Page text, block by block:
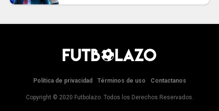
Política de privacidad Términos de uso Contactanos
Copyright © 2020 Futbolazo. Todos los Derechos Reservados.